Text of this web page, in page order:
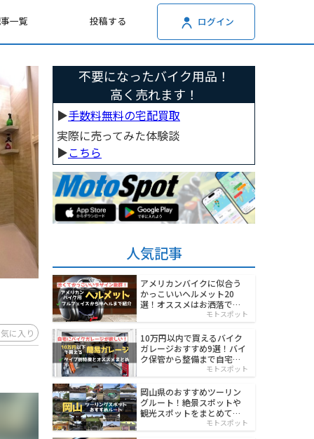
一覧 投稿する ログイン
に入り
不要になったバイク用品！
高く売れます！
▶︎手数料無料の宅配買取
実際に売ってみた体験談
▶︎こちら
人気記事
アメリカンバイクに似合う
かっこいいヘルメット20
選！オススメはお洒落でワ
モトスポット
10万円以内で買えるバイク
ガレージおすすめ9選！バイ
ク保管から整備まで自宅で
モトスポット
岡山県のおすすめツーリン
グルート！絶景スポットや
観光スポットをまとめて紹
モトスポット